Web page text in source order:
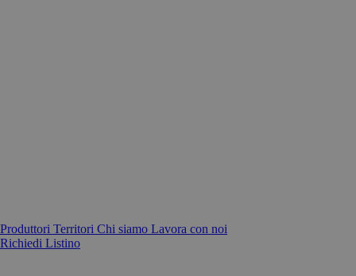
Produttori Territori Chi siamo Lavora con noi
Richiedi Listino